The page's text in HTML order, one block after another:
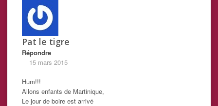
Pat le tigre
Répondre
15 mars 2015
Hum!!!
Allons enfants de Martinique,
Le jour de boire est arrivé